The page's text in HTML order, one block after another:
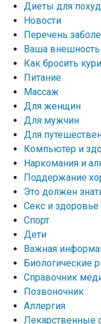
Диеты для
Новости
Перечень
Ваша внешность
Как бросить
Питание
Массаж
Для женщин
Для мужчин
Для
Компьютер и
Наркомания и
Поддержание
Это должен
Секс и здоровье
Спорт
Дети
Важная
Биологические
Справочник
Позвоночник
Аллергия
Лекарственные